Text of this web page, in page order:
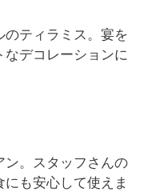
ティラミス。宴を
デコレーションに
ン。スタッフさんの
も安心して使えま